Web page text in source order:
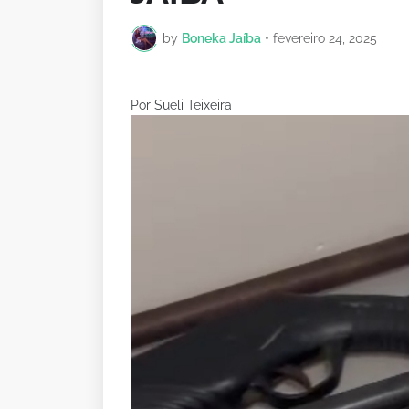
by Boneka Jaíba • fevereiro 24, 2025
Por Sueli Teixeira